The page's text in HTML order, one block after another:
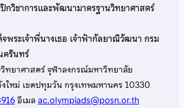
กวิชาการและพัฒนามาตรฐานวิทยาศาสตร์
พระเจ้าพี่นางเธอ เจ้าฟ้ากัลยาณิวัฒนา กรม
ครินทร์
ทยาศาสตร์ จุฬาลงกรณ์มหาวิทยาลัย
ใหม่ เขตปทุมวัน กรุงเทพมหานคร 10330
อีเมลac.olympiads@posn.or.th